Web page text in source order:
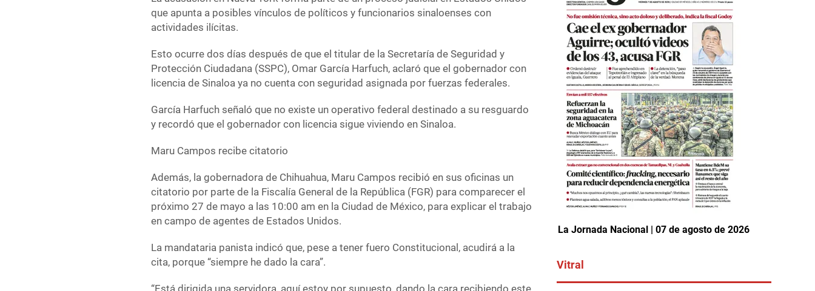
que apunta a posibles vínculos de políticos y funcionarios sinaloenses con
actividades ilícitas.
Esto ocurre dos días después de que el titular de la Secretaría de Seguridad y
Protección Ciudadana (SSPC), Omar García Harfuch, aclaró que el gobernador con
licencia de Sinaloa ya no cuenta con seguridad asignada por fuerzas federales.
García Harfuch señaló que no existe un operativo federal destinado a su resguardo
y recordó que el gobernador con licencia sigue viviendo en Sinaloa.
Maru Campos recibe citatorio
Además, la gobernadora de Chihuahua, Maru Campos recibió en sus oficinas un
citatorio por parte de la Fiscalía General de la República (FGR) para comparecer el
próximo 27 de mayo a las 10:00 am en la Ciudad de México, para explicar el trabajo
en campo de agentes de Estados Unidos.
La mandataria panista indicó que, pese a tener fuero Constitucional, acudirá a la
cita, porque “siempre he dado la cara”.
La Jornada Nacional | 07 de agosto de 2026
Vitral